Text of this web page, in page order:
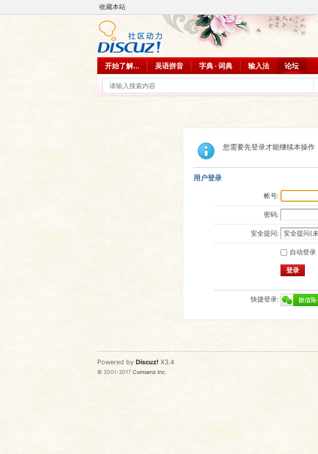
收藏本站
开始了解... 吴语拼音 字典 · 词典 输入法 论坛
您需要先登录才能继续本操作
用户登录
帐号:
密码:
安全提问:
自动登录
登录
快捷登录:
Powered by Discuz! X3.4
© 2001-2017Comsenz Inc.